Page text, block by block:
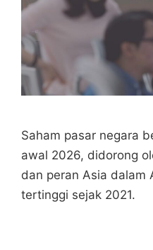
Saham pasar negara
awal 2026, didorong
dan peran Asia dalam
tertinggi sejak 2021.